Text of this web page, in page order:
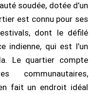
soudée, dotée d’un
est connu pour ses
dont le défilé
indienne, qui est l’un
Le quartier compte
communautaires,
fait un endroit idéal